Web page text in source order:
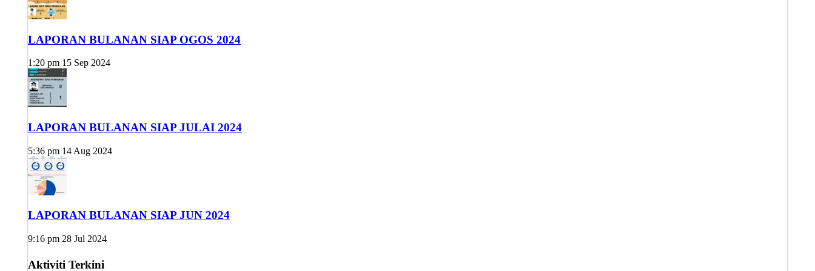
LAPORAN BULANAN SIAP OGOS 2024
1:20 pm 15 Sep 2024
LAPORAN BULANAN SIAP JULAI 2024
5:36 pm 14 Aug 2024
LAPORAN BULANAN SIAP JUN 2024
9:16 pm 28 Jul 2024
Aktiviti Terkini